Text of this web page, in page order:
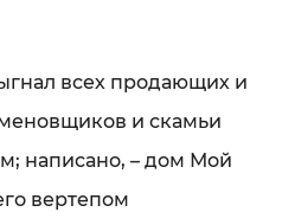
всех продающих и
и скамьи
написано, – дом Мой
вертепом